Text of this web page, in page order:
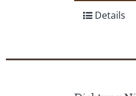
Details